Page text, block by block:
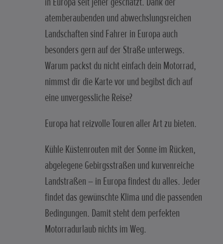
atemberaubenden und abwechslungsreichen
Landschaften sind Fahrer in Europa auch
besonders gern auf der Straße unterwegs.
Warum packst du nicht einfach dein Motorrad,
nimmst dir die Karte vor und begibst dich auf
eine unvergessliche Reise?
Europa hat reizvolle Touren aller Art zu bieten.
Kühle Küstenrouten mit der Sonne im Rücken,
abgelegene Gebirgsstraßen und kurvenreiche
Landstraßen – in Europa findest du alles. Jeder
findet das gewünschte Klima und die passenden
Bedingungen. Damit steht dem perfekten
Motorradurlaub nichts im Weg.